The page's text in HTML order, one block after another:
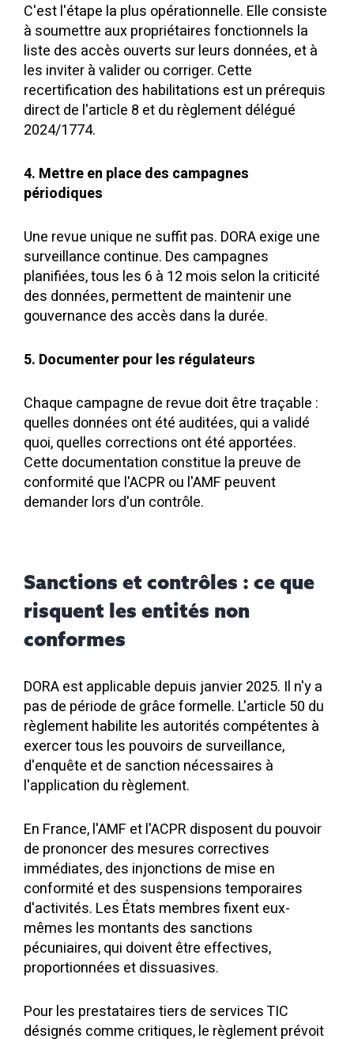
C'est l'étape la plus opérationnelle. Elle consiste
à soumettre aux propriétaires fonctionnels la
liste des accès ouverts sur leurs données, et à
les inviter à valider ou corriger. Cette
recertification des habilitations est un prérequis
direct de l'article 8 et du règlement délégué
2024/1774.
4. Mettre en place des campagnes
périodiques
Une revue unique ne suffit pas. DORA exige une
surveillance continue. Des campagnes
planifiées, tous les 6 à 12 mois selon la criticité
des données, permettent de maintenir une
gouvernance des accès dans la durée.
5. Documenter pour les régulateurs
Chaque campagne de revue doit être traçable :
quelles données ont été auditées, qui a validé
quoi, quelles corrections ont été apportées.
Cette documentation constitue la preuve de
conformité que l'ACPR ou l'AMF peuvent
demander lors d'un contrôle.
Sanctions et contrôles : ce que
risquent les entités non
conformes
DORA est applicable depuis janvier 2025. Il n'y a
pas de période de grâce formelle. L'article 50 du
règlement habilite les autorités compétentes à
exercer tous les pouvoirs de surveillance,
d'enquête et de sanction nécessaires à
l'application du règlement.
En France, l'AMF et l'ACPR disposent du pouvoir
de prononcer des mesures correctives
immédiates, des injonctions de mise en
conformité et des suspensions temporaires
d'activités. Les États membres fixent eux-
mêmes les montants des sanctions
pécuniaires, qui doivent être effectives,
proportionnées et dissuasives.
Pour les prestataires tiers de services TIC
désignés comme critiques, le règlement prévoit